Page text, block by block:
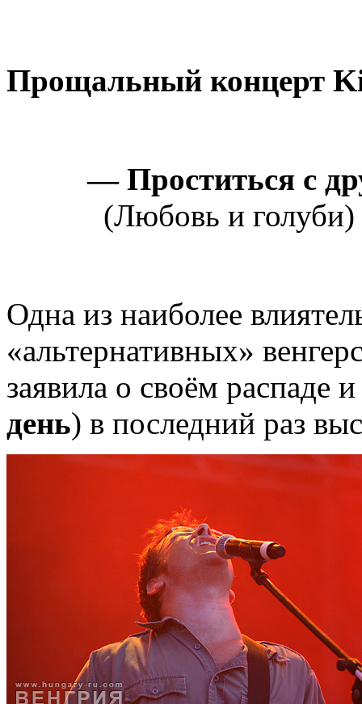
Прощальный концерт
— Проститься с
(Любовь и голуби)
Одна из наиболее
«альтернативных»
заявила о своём распаде
день) в последний раз